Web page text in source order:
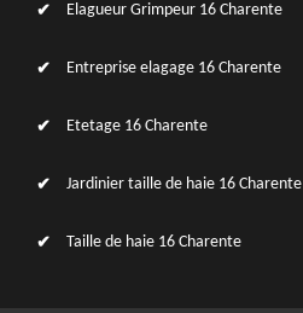
Elagueur Grimpeur 16 Charente
Entreprise elagage 16 Charente
Etetage 16 Charente
Jardinier taille de haie 16 Charente
Taille de haie 16 Charente